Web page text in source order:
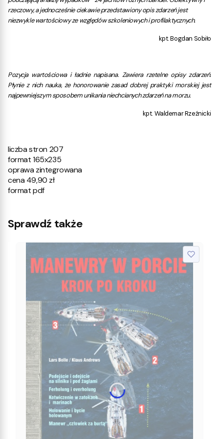
rzeczowy, a jednocześnie ciekawie przedstawiony opis zdarzeń jest
niezwykle wartościowy ze względów szkoleniowych i profilaktycznych.
kpt. Bogdan Sobiło
Pozycja wartościowa i ładnie napisana. Zawiera rzetelne opisy zdarzeń.
Płynie z nich nauka, że honorowanie zasad dobrej praktyki morskiej jest
najpewniejszym sposobem unikania niechcianych zdarzeń na morzu.
kpt. Waldemar Rzeźnicki
liczba stron 207
format 165x235
oprawa zintegrowana
cena 49,90 zł
format pdf
Sprawdź także